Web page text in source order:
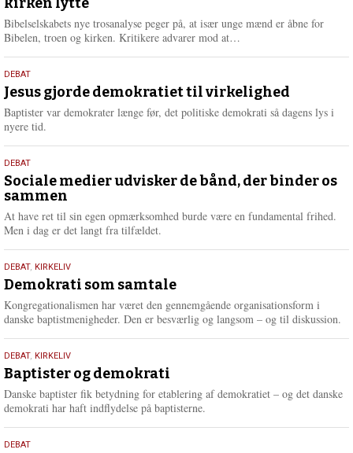
2026
Bibelselskabets nye trosanalyse peger på, at især unge mænd er åbne for
Bibelen, troen og kirken. Kritikere advarer mod at…
e
r
18.
maj
2026
DEBAT
Jesus gjorde demokratiet til virkelighed
Baptister var demokrater længe før, det politiske demokrati så dagens lys i
nyere tid.
18.
maj
2026
DEBAT
Sociale medier udvisker de bånd, der binder os
sammen
At have ret til sin egen opmærksomhed burde være en fundamental frihed.
Men i dag er det langt fra tilfældet.
18.
maj
2026
DEBAT, KIRKELIV
Demokrati som samtale
Kongregationalismen har været den gennemgående organisationsform i
danske baptistmenigheder. Den er besværlig og langsom – og til diskussion.
18.
maj
2026
DEBAT, KIRKELIV
Baptister og demokrati
Danske baptister fik betydning for etablering af demokratiet – og det danske
demokrati har haft indflydelse på baptisterne.
18.
DEBAT